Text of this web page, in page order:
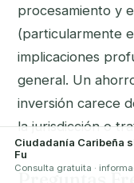
procesamiento y
(particularmente
implicaciones
general. Un
inversión carece
la jurisdicción o
Ciudadanía Caribeña
Fu
Consulta gratuita ·